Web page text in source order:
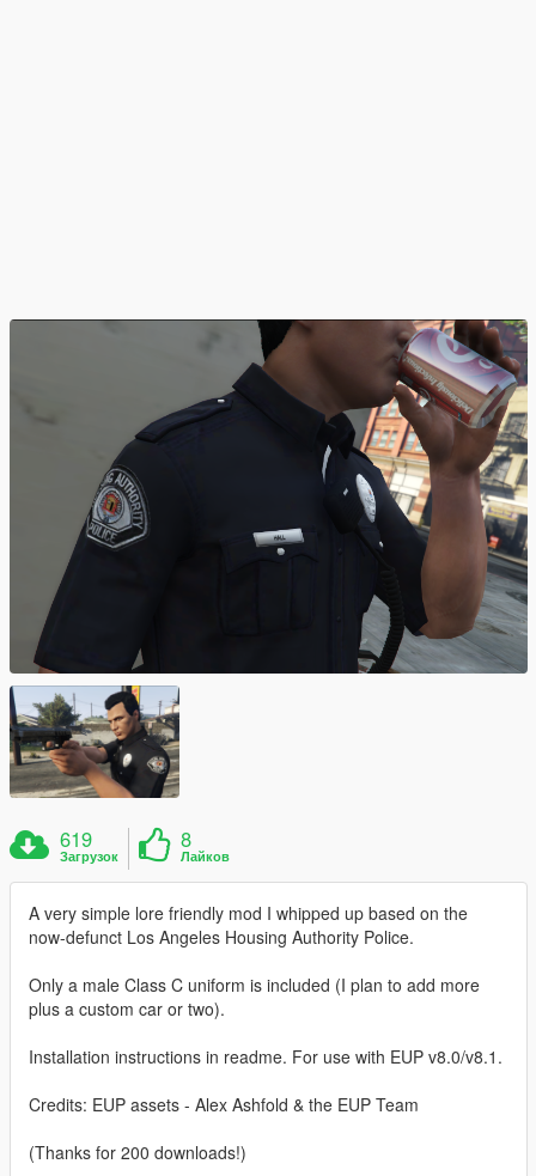
619
Загрузок
8
Лайков
A very simple lore friendly mod I whipped up based on the
now-defunct Los Angeles Housing Authority Police.
Only a male Class C uniform is included (I plan to add more
plus a custom car or two).
Installation instructions in readme. For use with EUP v8.0/v8.1.
Credits: EUP assets - Alex Ashfold & the EUP Team
(Thanks for 200 downloads!)